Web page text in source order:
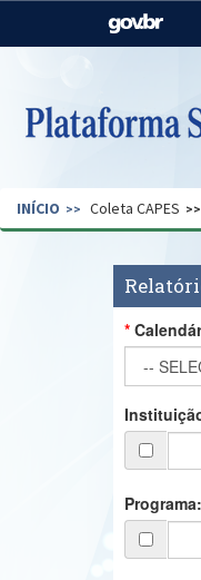
Casa Civil
Pecuária e
Secretaria de
INÍCIO Coleta CAPES
Programa: